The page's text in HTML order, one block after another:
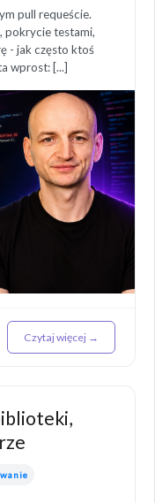
pull requeście.
pokrycie testami,
- jak często ktoś
wprost: [...]
Czytaj więcej →